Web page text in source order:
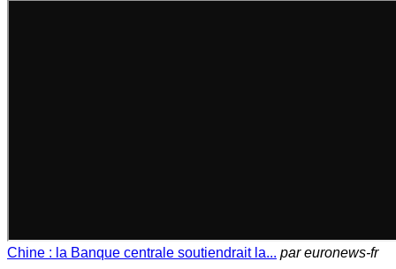
Chine : la Banque centrale soutiendrait la... par euronews-fr